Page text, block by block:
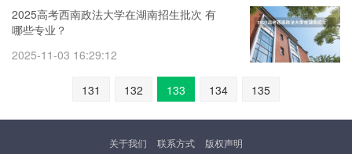
2025高考西南政法大学在湖南招生批次 有
哪些专业？
2025-11-03 16:29:12
131 132 133 134 135
关于我们 联系方式 版权声明